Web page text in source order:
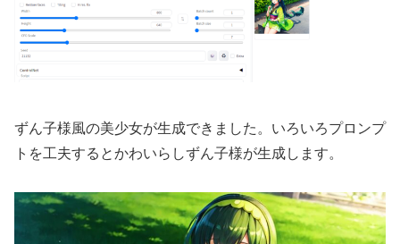
ずん子様風の美少女が生成できました。いろいろプロンプ
トを工夫するとかわいらしずん子様が生成します。